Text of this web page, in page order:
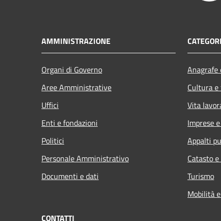
AMMINISTRAZIONE
Organi di Governo
Aree Amministrative
Uffici
Enti e fondazioni
Politici
Personale Amministrativo
Documenti e dati
Cultura
Vita
Imprese
Appalti
Catasto
Turismo
Mobilità
CONTATTI